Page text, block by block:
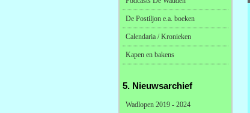
De Postiljon e.a. boeken
Calendaria / Kronieken
Kapen en bakens
5. Nieuwsarchief
Wadlopen 2019 - 2024